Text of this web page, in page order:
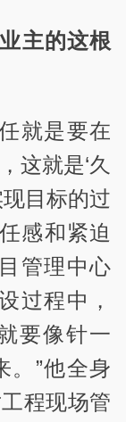
主的这根
就是要在
这就是‘久
目标的过
感和紧迫
管理中心
过程中，
要像针一
。”他全身
程现场管